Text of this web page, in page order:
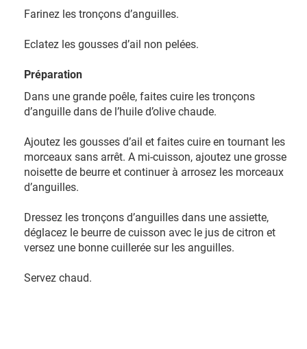
Farinez les tronçons d’anguilles.
Eclatez les gousses d’ail non pelées.
Préparation
Dans une grande poêle, faites cuire les tronçons
d’anguille dans de l’huile d’olive chaude.
Ajoutez les gousses d’ail et faites cuire en tournant les
morceaux sans arrêt. A mi-cuisson, ajoutez une grosse
noisette de beurre et continuer à arrosez les morceaux
d’anguilles.
Dressez les tronçons d’anguilles dans une assiette,
déglacez le beurre de cuisson avec le jus de citron et
versez une bonne cuillerée sur les anguilles.
Servez chaud.